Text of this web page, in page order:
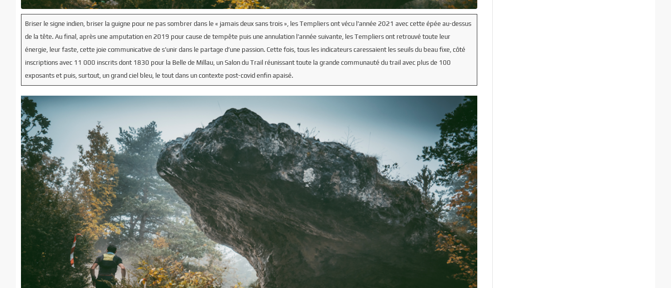
Briser le signe indien, briser la guigne pour ne pas sombrer dans le « jamais deux sans trois », les Templiers ont vécu l’année 2021 avec cette épée au-dessus
de la tête. Au final, après une amputation en 2019 pour cause de tempête puis une annulation l’année suivante, les Templiers ont retrouvé toute leur
énergie, leur faste, cette joie communicative de s’unir dans le partage d’une passion. Cette fois, tous les indicateurs caressaient les seuils du beau fixe, côté
inscriptions avec 11 000 inscrits dont 1830 pour la Belle de Millau, un Salon du Trail réunissant toute la grande communauté du trail avec plus de 100
exposants et puis, surtout, un grand ciel bleu, le tout dans un contexte post-covid enfin apaisé.